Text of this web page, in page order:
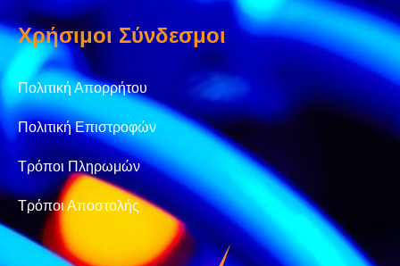
Χρήσιμοι Σύνδεσμοι
Πολιτική Απορρήτου
Πολιτική Επιστροφών
Τρόποι Πληρωμών
Τρόποι Αποστολής